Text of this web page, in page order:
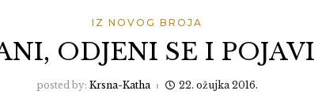
IZ NOVOG BROJA
ODJENI SE I POJAVI
posted by: Krsna-Katha 22. ožujka 2016.